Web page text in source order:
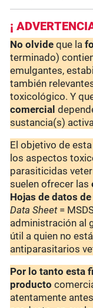
¡
No olvide que la
terminado)
emulgantes,
también
toxicológico. Y
comercial
sustancia(s)
El objetivo de
los aspectos
parasiticidas
suelen ofrecer las
Hojas de datos
Data Sheet=
administración al
útil a quien no
antiparasitarios
Por lo tanto esta
producto
atentamente